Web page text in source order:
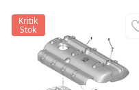
Kritik
Stok